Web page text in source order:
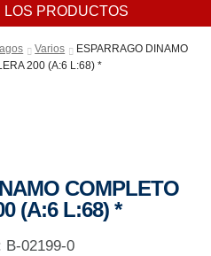
LOS PRODUCTOS
Varios
ESPARRAGO DINAMO
200 (A:6 L:68) *
COMPLETO
(A:6 L:68) *
B-02199-0